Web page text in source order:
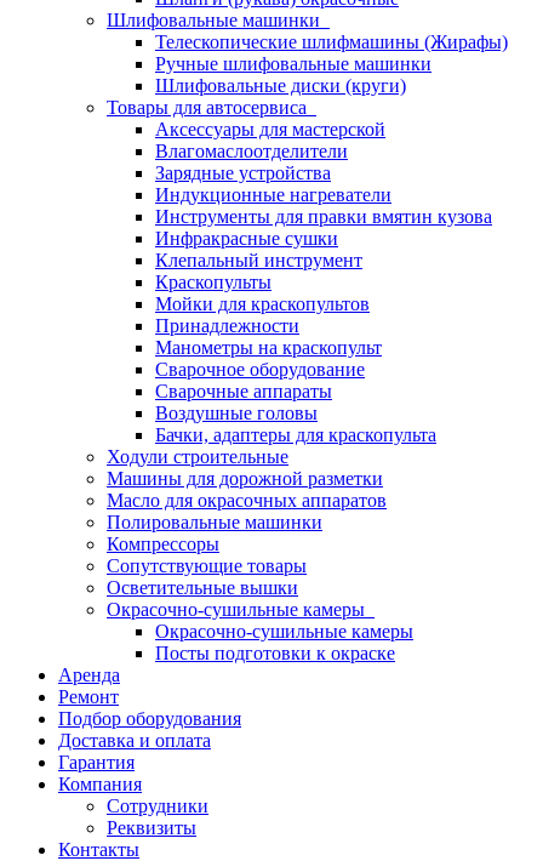
Шлифовальные машинки
Телескопические шлифмашины (Жирафы)
Ручные шлифовальные машинки
Шлифовальные диски (круги)
Товары для автосервиса
Аксессуары для мастерской
Влагомаслоотделители
Зарядные устройства
Индукционные нагреватели
Инструменты для правки вмятин кузова
Инфракрасные сушки
Клепальный инструмент
Краскопульты
Мойки для краскопультов
Принадлежности
Манометры на краскопульт
Сварочное оборудование
Сварочные аппараты
Воздушные головы
Бачки, адаптеры для краскопульта
Ходули строительные
Машины для дорожной разметки
Масло для окрасочных аппаратов
Полировальные машинки
Компрессоры
Сопутствующие товары
Осветительные вышки
Окрасочно-сушильные камеры
Окрасочно-сушильные камеры
Посты подготовки к окраске
Аренда
Ремонт
Подбор оборудования
Доставка и оплата
Гарантия
Компания
Сотрудники
Реквизиты
Контакты